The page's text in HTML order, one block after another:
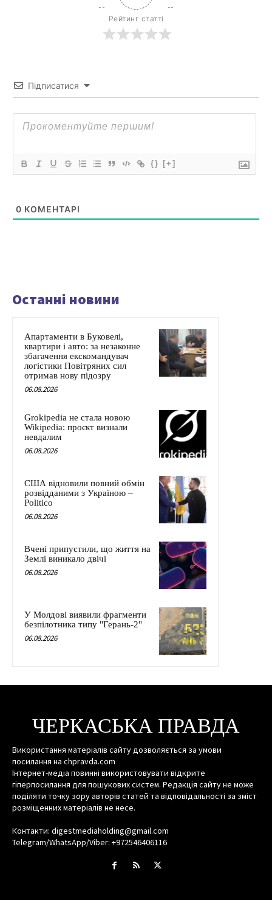
Рейтинг статті
Підписатися
{} [+]
0 КОМЕНТАРІ
Останні новини
Апартаменти в Буковелі,
квартири і авто: за незаконне
збагачення екскомандувач
логістики Повітряних сил
отримав нову підозру
06.08.2026
Grokipedia не стала новою
Wikipedia: проєкт визнали
невдалим
06.08.2026
США відновили повний обмін
розвідданими з Україною –
Politico
06.08.2026
Вчені припустили, що життя на
Землі виникало двічі
06.08.2026
У Молдові виявили фрагменти
безпілотника типу "Герань-2"
06.08.2026
ЧЕРКАСЬКА ПРАВДА
Використання матеріалів сайту дозволяється за умови
посилання на chpravda.com
Інтернет-медіа повинні використовувати відкрите
гіперпосилання для пошукових систем. Редакція сайту не може
поділяти точку зору авторів статей та відповідальності за зміст
розміщенних матеріалів не несе.
Контакти: digestmediaholding@gmail.com
Telegram/WhatsApp/Viber: +972546406116